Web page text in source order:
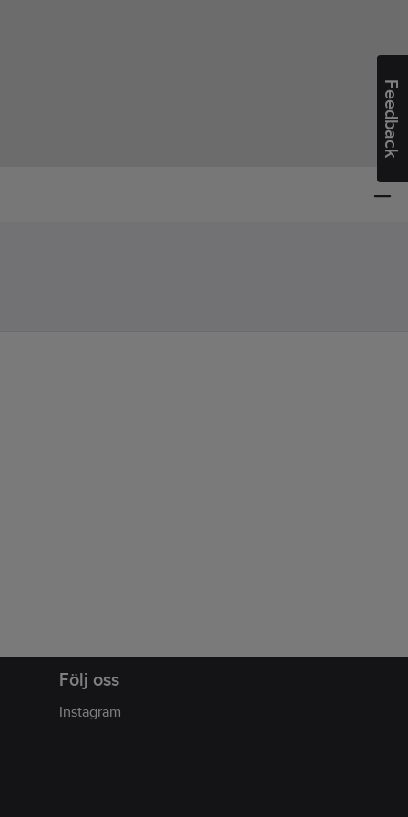
Feedback
Följ oss
Instagram